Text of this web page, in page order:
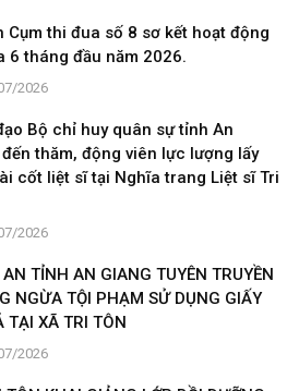
Cụm thi đua số 8 sơ kết hoạt động
6 tháng đầu năm 2026.
2026
Bộ chỉ huy quân sự tỉnh An
thăm, động viên lực lượng lấy
cốt liệt sĩ tại Nghĩa trang Liệt sĩ Tri
2026
AN TỈNH AN GIANG TUYÊN TRUYỀN
NGỪA TỘI PHẠM SỬ DỤNG GIẤY
TẠI XÃ TRI TÔN
2026